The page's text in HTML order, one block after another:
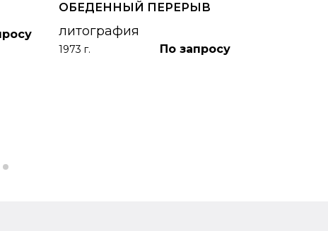
ОБЕДЕННЫЙ ПЕРЕРЫВ
литография
1973 г. По запросу